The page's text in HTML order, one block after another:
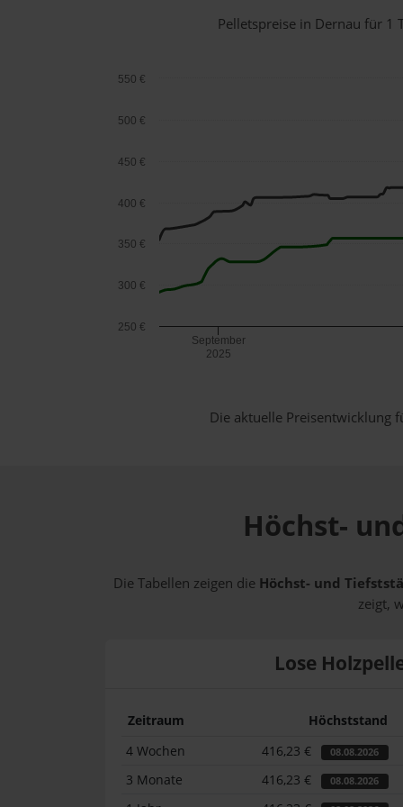
Pelletspreise in Dernau für 1
September
2025
250 €
300 €
350 €
400 €
450 €
500 €
550 €
Die aktuelle Preisentwicklung
Höchst-
Die Tabellen zeigen die Höchst- und
zeigt,
Lose
Zeitraum Höchststand
4 Wochen
416,23 € 08.08.2026
3 Monate 416,23 € 08.08.2026